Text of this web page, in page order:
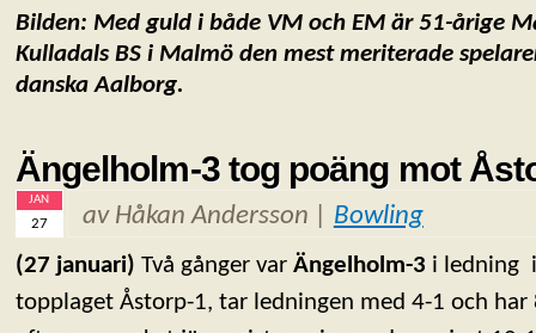
Bilden: Med guld i både VM och EM är 51-årige
Kulladals BS i Malmö den mest meriterade
danska Aalborg.
Ängelholm-3 tog poäng mot
JAN
27 av Håkan Andersson | Bowling
(27 januari) Två gånger var Ängelholm-3 i ledning
topplaget Åstorp-1, tar ledningen med 4-1 och har